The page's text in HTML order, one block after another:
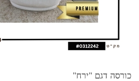
כורסה דגם "ירח"